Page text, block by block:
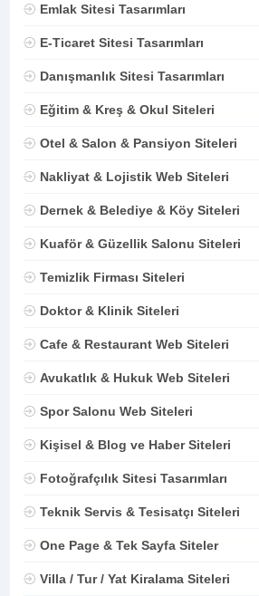
Emlak Sitesi Tasarımları
E-Ticaret Sitesi Tasarımları
Danışmanlık Sitesi Tasarımları
Eğitim & Kreş & Okul Siteleri
Otel & Salon & Pansiyon Siteleri
Nakliyat & Lojistik Web Siteleri
Dernek & Belediye & Köy Siteleri
Kuaför & Güzellik Salonu Siteleri
Temizlik Firması Siteleri
Doktor & Klinik Siteleri
Cafe & Restaurant Web Siteleri
Avukatlık & Hukuk Web Siteleri
Spor Salonu Web Siteleri
Kişisel & Blog ve Haber Siteleri
Fotoğrafçılık Sitesi Tasarımları
Teknik Servis & Tesisatçı Siteleri
One Page & Tek Sayfa Siteler
Villa / Tur / Yat Kiralama Siteleri